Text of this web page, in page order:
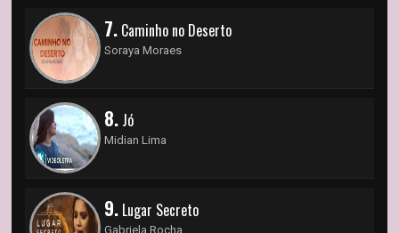
7. Caminho no Deserto
Soraya Moraes
8. Jó
Midian Lima
9. Lugar Secreto
Gabriela Rocha